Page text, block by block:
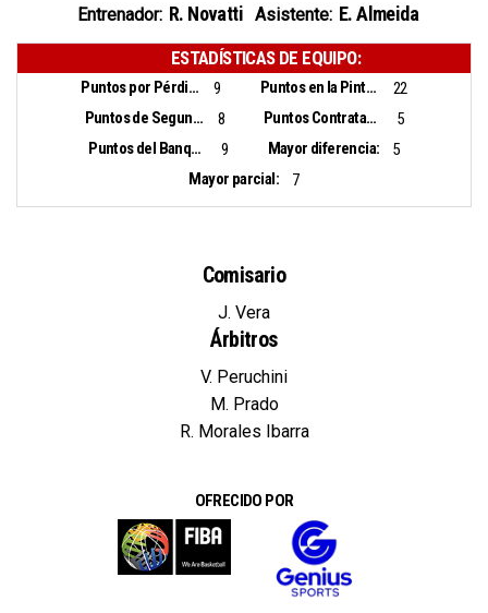
Entrenador: R. Novatti Asistente: E. Almeida
ESTADÍSTICAS DE EQUIPO:
Puntos por Pérdidas: 9 Puntos en la Pintura:
22
Puntos de Segunda Oportunidad:
8 Puntos Contrataque:
5
Puntos del Banquillo:
9 Mayor diferencia:
5
Mayor parcial:
7
Comisario
J. Vera
Árbitros
V. Peruchini
M. Prado
R. Morales Ibarra
OFRECIDO POR